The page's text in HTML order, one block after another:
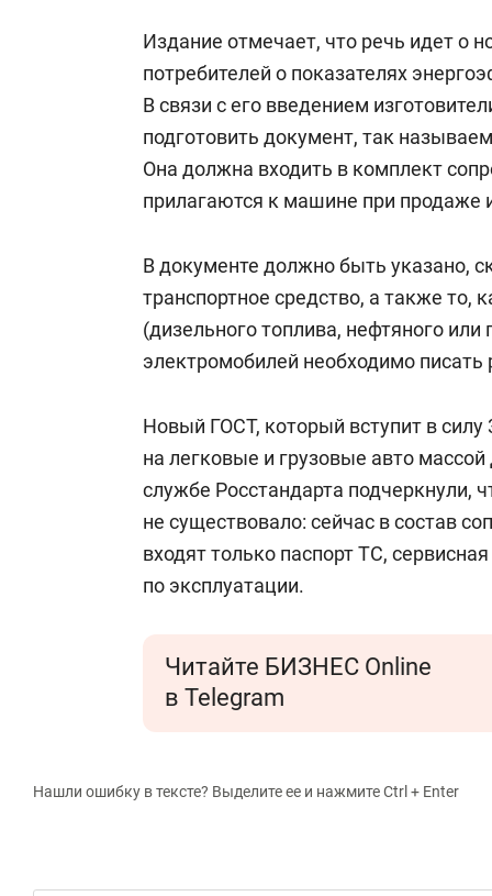
Издание отмечает, что речь идет о
потребителей о показателях
В связи с его введением
подготовить документ, так
Она должна входить в комплект
прилагаются к машине при продаже
В документе должно быть указано,
транспортное средство, а также то,
(дизельного топлива, нефтяного
электромобилей необходимо писать
Новый ГОСТ, который вступит в силу
на легковые и грузовые авто
службе Росстандарта подчеркнули,
не существовало: сейчас в состав
входят только паспорт ТС,
по эксплуатации.
Читайте БИЗНЕС Online
в Telegram
Нашли ошибку в тексте? Выделите ее и нажмите Ctrl + Enter
Как ГК «МИР ГРУПП» и ВТБ
создают оазис жилого
комфорта под Казанью
Рекомендуем
150
ID вместо